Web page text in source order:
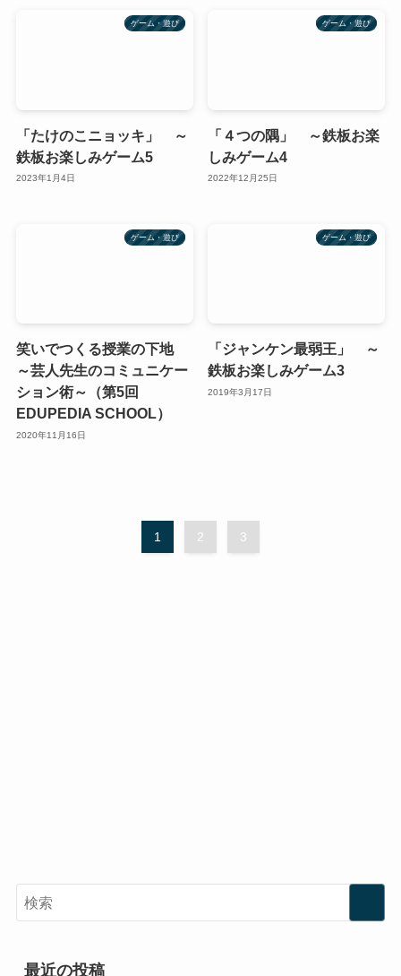
ゲーム・遊び
「たけのこニョッキ」 ～
鉄板お楽しみゲーム5
2023年1月4日
ゲーム・遊び
「４つの隅」 ～鉄板お楽
しみゲーム4
2022年12月25日
ゲーム・遊び
笑いでつくる授業の下地
～芸人先生のコミュニケー
ション術～（第5回
EDUPEDIA SCHOOL）
2020年11月16日
ゲーム・遊び
「ジャンケン最弱王」 ～
鉄板お楽しみゲーム3
2019年3月17日
1 2 3
最近の投稿